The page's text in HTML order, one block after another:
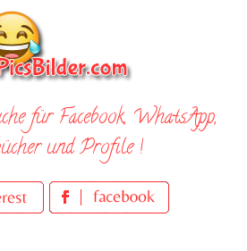
für Facebook, WhatsApp,
und Profile !